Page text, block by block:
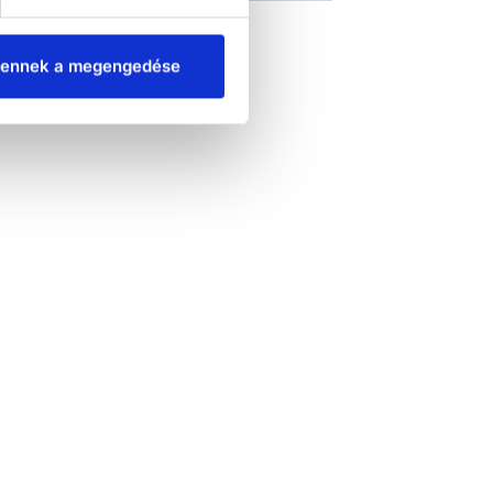
a megengedése
ajtó és
lehetővé teszik a
gép előrehúzását
szervizelés céljából
• Csak leeresztő
szivattyúval